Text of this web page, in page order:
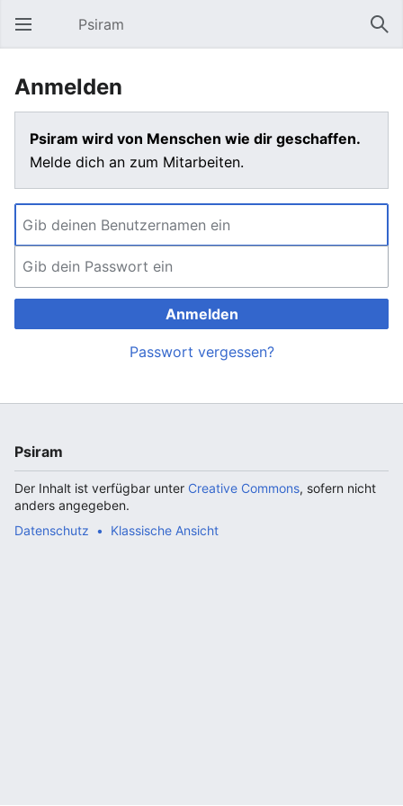
Hauptmenü öffnen Psiram
Anmelden
Psiram wird von Menschen wie dir geschaffen.
Melde dich an zum Mitarbeiten.
Anmelden
Passwort vergessen?
Psiram
Der Inhalt ist verfügbar unter Creative Commons, sofern nicht
anders angegeben.
Datenschutz
Klassische Ansicht